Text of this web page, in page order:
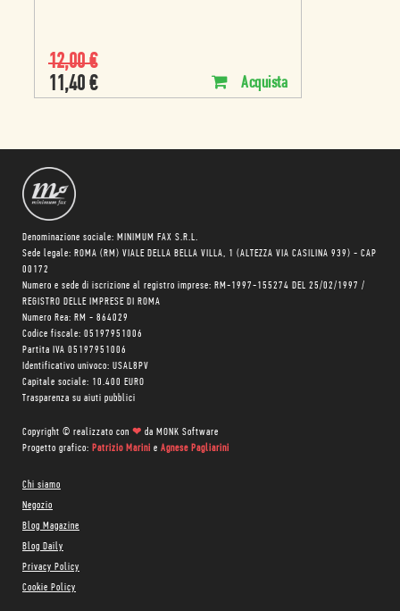
12,00€
11,40 € Acquista
Denominazione sociale: MINIMUM FAX S.R.L.
Sede legale: ROMA (RM) VIALE DELLA BELLA VILLA, 1 (ALTEZZA VIA CASILINA 939) - CAP
00172
Numero e sede di iscrizione al registro imprese: RM-1997-155274 DEL 25/02/1997 /
REGISTRO DELLE IMPRESE DI ROMA
Numero Rea: RM - 864029
Codice fiscale: 05197951006
Partita IVA 05197951006
Identificativo univoco: USAL8PV
Capitale sociale: 10.400 EURO
Trasparenza su aiuti pubblici
Copyright © realizzato con ❤ da MONK Software
Progetto grafico: Patrizio Marini e Agnese Pagliarini
Chi siamo
Negozio
Blog Magazine
Blog Daily
Privacy Policy
Cookie Policy